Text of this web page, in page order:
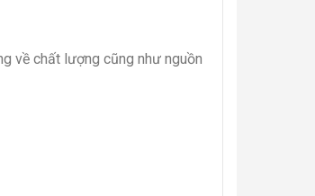
về chất lượng cũng như nguồn